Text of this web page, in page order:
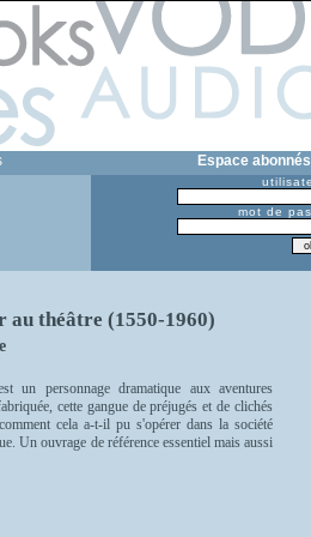
Espace abonnés
mot de
au théâtre (1550-1960)
un personnage dramatique aux aventures
cette gangue de préjugés et de clichés
cela a-t-il pu s'opérer dans la société
Un ouvrage de référence essentiel mais aussi